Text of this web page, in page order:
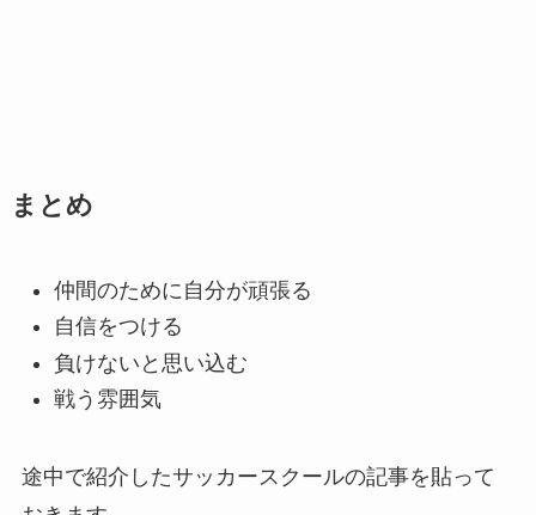
まとめ
仲間のために自分が頑張る
自信をつける
負けないと思い込む
戦う雰囲気
途中で紹介したサッカースクールの記事を貼って